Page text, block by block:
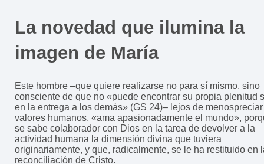
La novedad que ilumina la
imagen de María
Este hombre –que quiere realizarse no para sí mismo, sino
consciente de que no «puede encontrar su propia plenitud
en la entrega a los demás» (GS 24)– lejos de
valores humanos, «ama apasionadamente el mundo»,
se sabe colaborador con Dios en la tarea de devolver a la
actividad humana la dimensión divina que tuviera
originariamente, y que, radicalmente, se le ha restituido en
reconciliación de Cristo.